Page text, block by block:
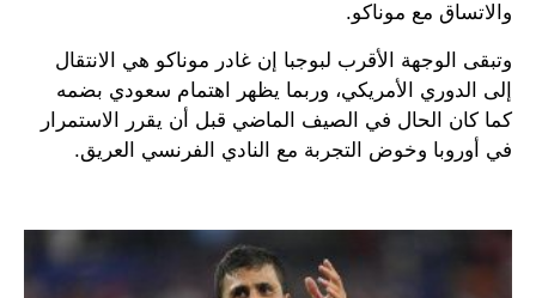
والاتساق مع موناكو.
وتبقى الوجهة الأقرب لبوجبا إن غادر موناكو هي الانتقال
إلى الدوري الأمريكي، وربما يظهر اهتمام سعودي بضمه
كما كان الحال في الصيف الماضي قبل أن يقرر الاستمرار
في أوروبا وخوض التجربة مع النادي الفرنسي العريق.